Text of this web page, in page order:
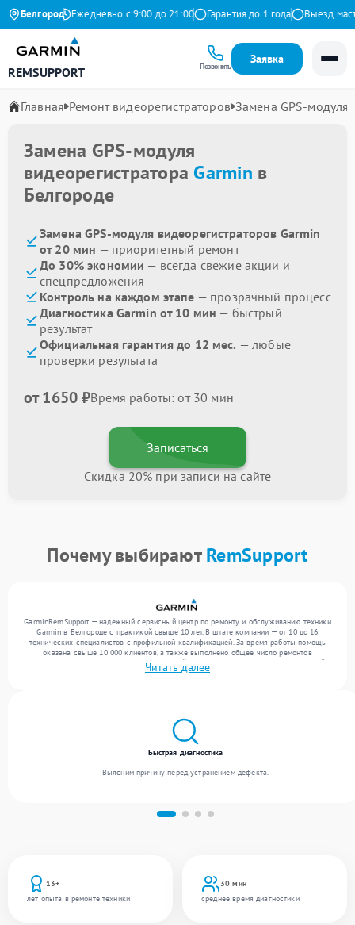
Белгород
Яндекс Ежедневно с 9:00 до 21:00 Гарантия до 1 года Выезд
REMSUPPORT Позвонить
Заявка
Главная Ремонт видеорегистраторов Замена GPS-модуля
Замена GPS-модуля
видеорегистратора Garmin в
Белгороде
Замена GPS-модуля видеорегистраторов Garmin
от 20 мин — приоритетный ремонт
До 30% экономии — всегда свежие акции и
спецпредложения
Контроль на каждом этапе — прозрачный процесс
Диагностика Garmin от 10 мин — быстрый
результат
Официальная гарантия до 12 мес. — любые
проверки результата
от 1650 ₽Время работы: от 30 мин
Записаться
Скидка 20% при записи на сайте
Почему выбираютRemSupport
GarminRemSupport — надежный сервисный центр по ремонту и обслуживанию техники
Garmin в Белгороде с практикой свыше 10 лет. В штате компании — от 10 до 16
технических специалистов с профильной квалификацией. За время работы помощь
оказана свыше 10 000 клиентов, а также выполнено общее число ремонтов
превысило 12 000. Ежемесячно в сервисный центр поступает более 300 обращений,
включая , , . Мы устраняем поломки любой сложности и поддерживаем высокий
Читать далее
13+
лет опыта в ремонте техники
30 мин
среднее время диагностики
Быстрая диагностика
Выясним причину перед устранением дефекта.